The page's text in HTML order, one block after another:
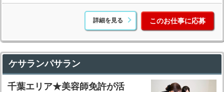
詳細を見る このお仕事に応募
ケサランパサラン
千葉エリア★美容師免許が活